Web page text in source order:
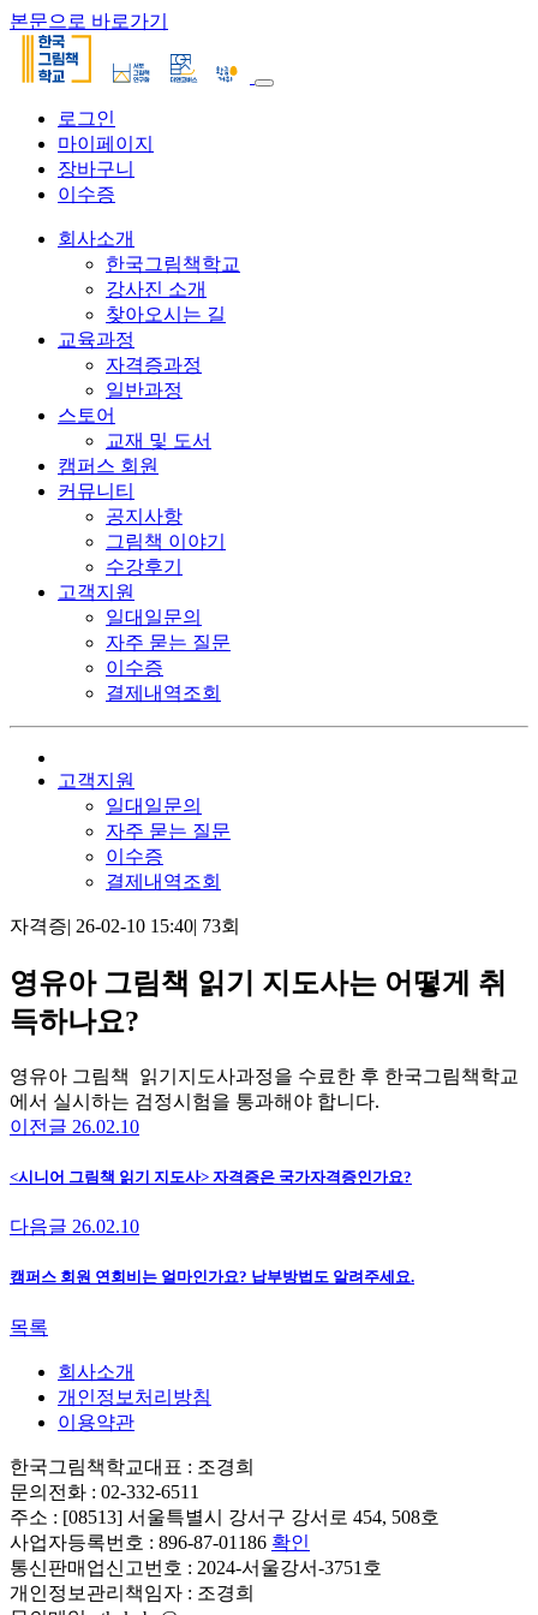
본문으로 바로가기
로그인
마이페이지
장바구니
이수증
회사소개
한국그림책학교
강사진 소개
찾아오시는 길
교육과정
자격증과정
일반과정
스토어
교재 및 도서
캠퍼스 회원
커뮤니티
공지사항
그림책 이야기
수강후기
고객지원
일대일문의
자주 묻는 질문
이수증
결제내역조회
고객지원
일대일문의
자주 묻는 질문
이수증
결제내역조회
자격증| 26-02-10 15:40| 73회
영유아 그림책 읽기 지도사는 어떻게 취
득하나요?
영유아 그림책 읽기지도사과정을 수료한 후 한국그림책학교
에서 실시하는 검정시험을 통과해야 합니다.
이전글 26.02.10
<시니어 그림책 읽기 지도사> 자격증은 국가자격증인가요?
다음글 26.02.10
캠퍼스 회원 연회비는 얼마인가요? 납부방법도 알려주세요.
목록
회사소개
개인정보처리방침
이용약관
한국그림책학교대표 : 조경희
문의전화 : 02-332-6511
주소 : [08513] 서울특별시 강서구 강서로 454, 508호
사업자등록번호 : 896-87-01186 확인
통신판매업신고번호 : 2024-서울강서-3751호
개인정보관리책임자 : 조경희